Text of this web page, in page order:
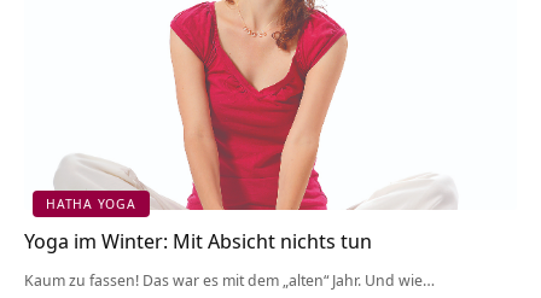
HATHA YOGA
Yoga im Winter: Mit Absicht nichts tun
Kaum zu fassen! Das war es mit dem „alten“ Jahr. Und wie…